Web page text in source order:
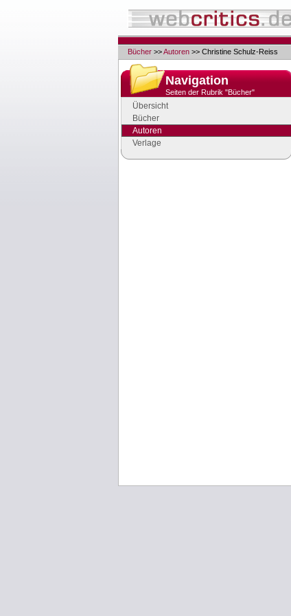
Bücher >>Autoren >> Christine Schulz-Reiss
Navigation
Seiten der Rubrik "Bücher"
Übersicht
Bücher
Autoren
Verlage